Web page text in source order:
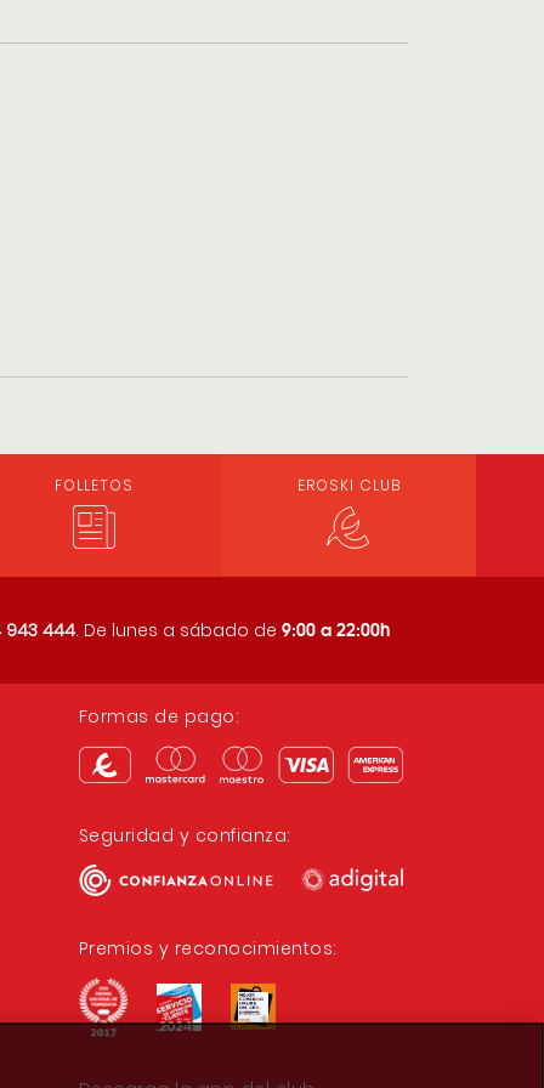
FOLLETOS EROSKI CLUB
943 444. De lunes a sábado de 9:00 a 22:00h
Formas de pago:
Seguridad y confianza:
Premios y reconocimientos: